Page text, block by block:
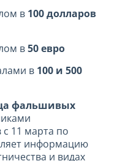
в 100 долларов
в50 евро
в 100 и 500
фальшивых
11 марта по
информацию
и видах